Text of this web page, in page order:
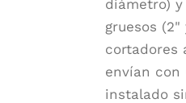
diámetro)
gruesos (2"
cortadores
envían con
instalado